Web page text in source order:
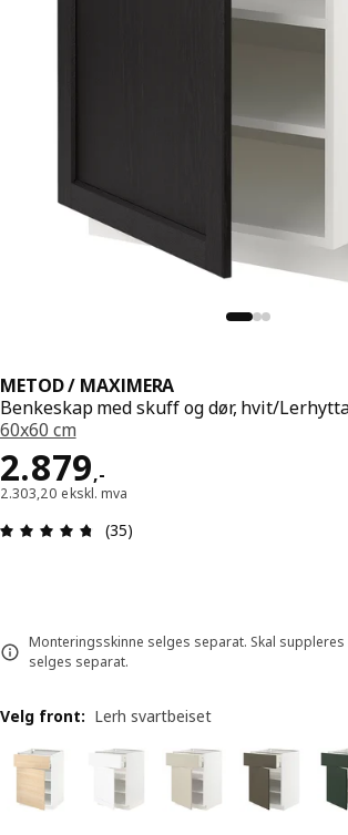
METOD / MAXIMERA
Benkeskap med skuff og dør, hvit/
60x60 cm
2.879,-
Pris 2879,-
2.303,20 ekskl. mva
Produktomtale: 4.7 ingen
(35)
Monteringsskinne selges separat. Skal
selges separat.
Velg front: Lerh svartbeiset